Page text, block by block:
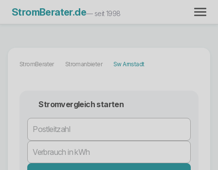
StromBerater.de— seit 1998
StromBerater Stromanbieter Sw Arnstadt
Stromvergleich starten